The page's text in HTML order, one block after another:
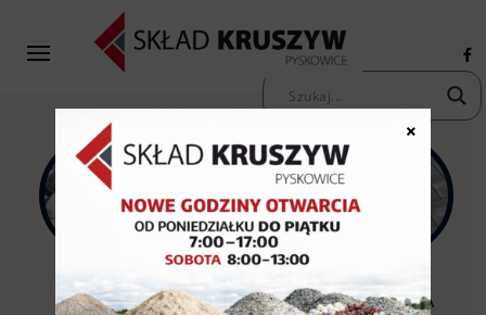
KAMIENIE
OZDOBNE
PIASKI ŻWIRY
KOSTKA
BRUKOWA
×